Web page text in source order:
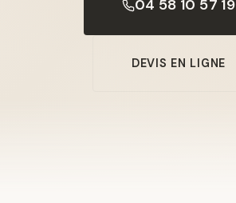
04 58 10 57 19
DEVIS EN LIGNE